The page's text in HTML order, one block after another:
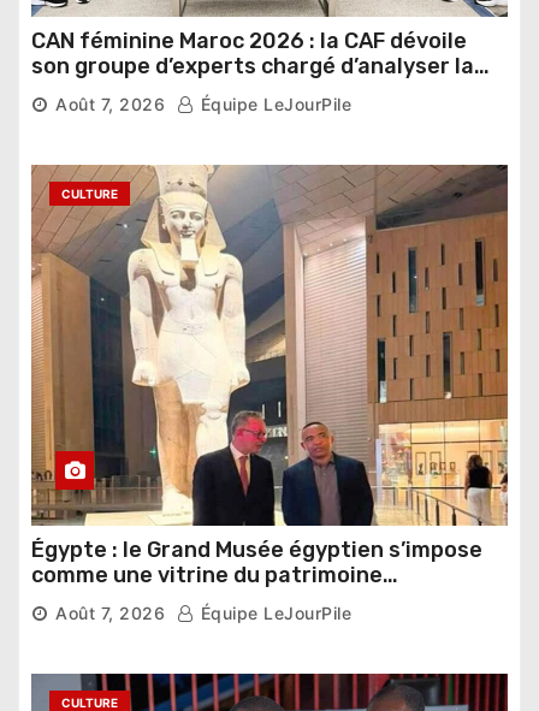
CAN féminine Maroc 2026 : la CAF dévoile
son groupe d’experts chargé d’analyser la
compétition
Août 7, 2026 Équipe LeJourPile
CULTURE
Égypte : le Grand Musée égyptien s’impose
comme une vitrine du patrimoine
pharaonique auprès des dirigeants
étrangers
Août 7, 2026 Équipe LeJourPile
CULTURE